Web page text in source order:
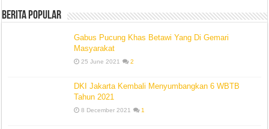
Berita Popular
Gabus Pucung Khas Betawi Yang Di Gemari
Masyarakat
25 June 2021 2
DKI Jakarta Kembali Menyumbangkan 6 WBTB
Tahun 2021
8 December 2021 1